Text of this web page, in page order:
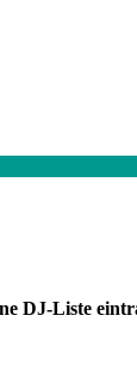
DJ-Liste